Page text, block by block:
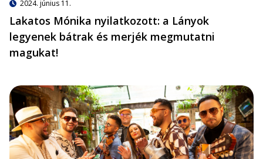
2024. június 11.
Lakatos Mónika nyilatkozott: a Lányok
legyenek bátrak és merjék megmutatni
magukat!